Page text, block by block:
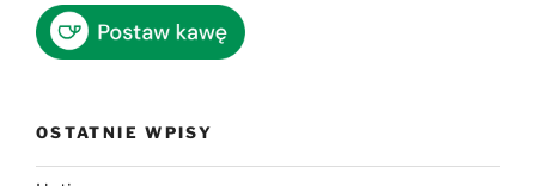
OSTATNIE WPISY